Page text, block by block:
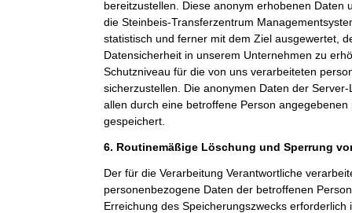
bereitzustellen. Diese anonym erhobenen Daten
die Steinbeis-Transferzentrum
statistisch und ferner mit dem Ziel ausgewertet,
Datensicherheit in unserem Unternehmen zu
Schutzniveau für die von uns verarbeiteten
sicherzustellen. Die anonymen Daten der
allen durch eine betroffene Person
gespeichert.
6. Routinemäßige Löschung und Sperrung
Der für die Verarbeitung Verantwortliche
personenbezogene Daten der betroffenen
Erreichung des Speicherungszwecks